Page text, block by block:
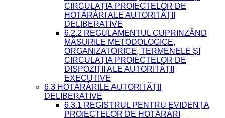
CIRCULAȚIA PROIECTELOR DE
HOTĂRÂRI ALE AUTORITĂȚII
DELIBERATIVE
6.2.2 REGULAMENTUL CUPRINZÂND
MĂSURILE METODOLOGICE,
ORGANIZATORICE, TERMENELE ȘI
CIRCULAȚIA PROIECTELOR DE
DISPOZIȚII ALE AUTORITĂȚII
EXECUTIVE
6.3 HOTĂRÂRILE AUTORITĂȚII
DELIBERATIVE
6.3.1 REGISTRUL PENTRU EVIDENȚA
PROIECTELOR DE HOTĂRÂRI